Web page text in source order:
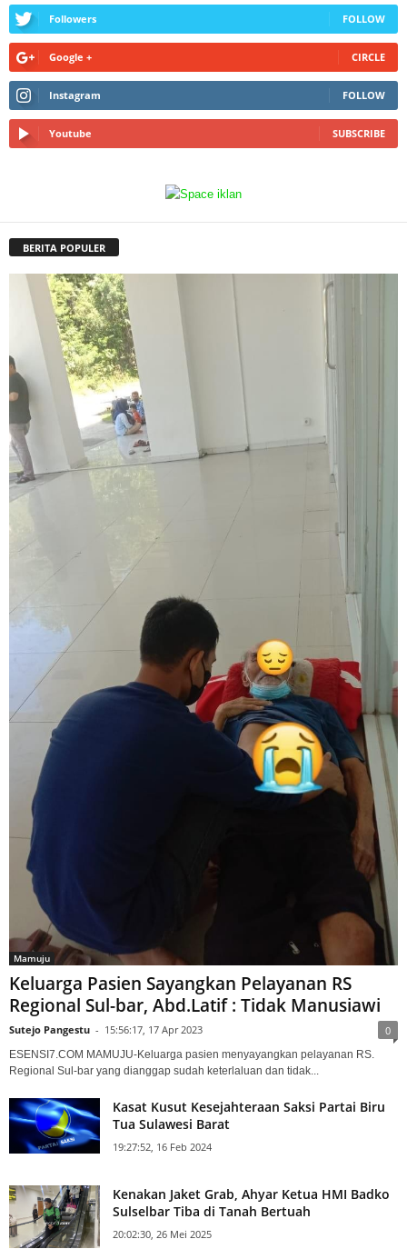
Followers FOLLOW
Google + CIRCLE
Instagram FOLLOW
Youtube SUBSCRIBE
BERITA POPULER
Mamuju
Keluarga Pasien Sayangkan Pelayanan RS
Regional Sul-bar, Abd.Latif : Tidak Manusiawi
Sutejo Pangestu - 15:56:17, 17 Apr 2023 0
ESENSI7.COM MAMUJU-Keluarga pasien menyayangkan pelayanan RS.
Regional Sul-bar yang dianggap sudah keterlaluan dan tidak...
Kasat Kusut Kesejahteraan Saksi Partai Biru
Tua Sulawesi Barat
19:27:52, 16 Feb 2024
Kenakan Jaket Grab, Ahyar Ketua HMI Badko
Sulselbar Tiba di Tanah Bertuah
20:02:30, 26 Mei 2025